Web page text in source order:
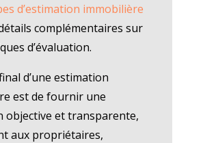
d’estimation immobilière
complémentaires sur
d’évaluation.
d’une estimation
est de fournir une
objective et transparente,
aux propriétaires,